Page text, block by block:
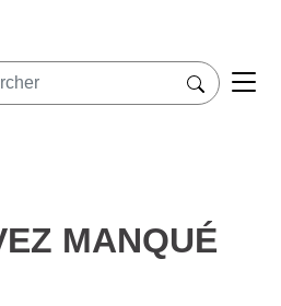
MANQUÉ